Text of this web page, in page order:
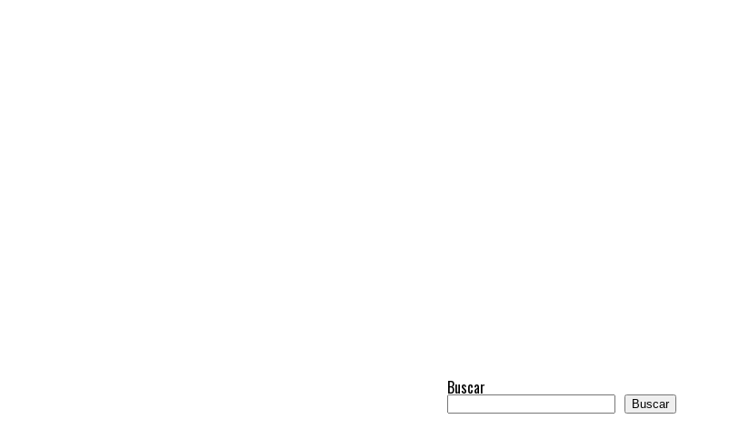
Buscar
Buscar